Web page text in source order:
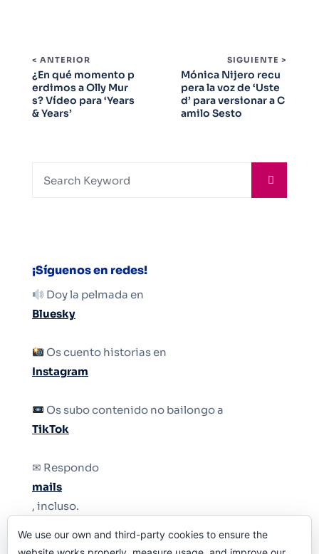
< ANTERIOR
¿En qué momento p
erdimos a Olly Mur
s? Vídeo para ‘Years
& Years’
SIGUIENTE >
Mónica Nijero recu
pera la voz de ‘Uste
d’ para versionar a C
amilo Sesto
¡Síguenos en redes!
Doy la pelmada en
Bluesky
Os cuento historias en
Instagram
Os subo contenido no bailongo a
TikTok
✉ Respondo
mails
, incluso.
Y si una persona no puede tener teléfono, que
We use our own and third-party cookies to ensure the